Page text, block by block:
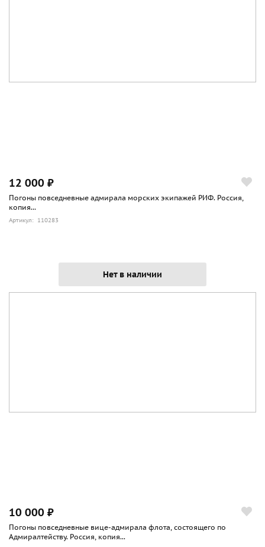
12 000 ₽
Погоны повседневные адмирала морских экипажей РИФ. Россия,
копия...
Артикул: 110283
Нет в наличии
10 000 ₽
Погоны повседневные вице-адмирала флота, состоящего по
Адмиралтейству. Россия, копия...